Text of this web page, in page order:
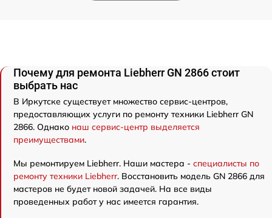
Почему для ремонта Liebherr GN 2866 стоит
выбрать нас
В Иркутске существует множество сервис-центров,
предоставляющих услуги по ремонту техники Liebherr GN
2866. Однако наш сервис-центр выделяется
преимуществами.
Мы ремонтируем Liebherr. Наши мастера - специалисты по
ремонту техники Liebherr. Восстановить модель GN 2866 для
мастеров не будет новой задачей. На все виды
проведенных работ у нас имеется гарантия.